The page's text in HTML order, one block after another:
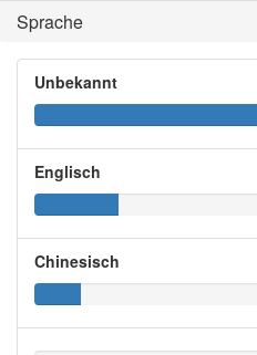
Sprache
Unbekannt
Englisch
Chinesisch